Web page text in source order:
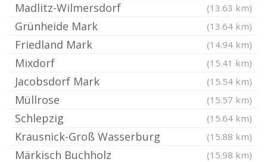
Madlitz-Wilmersdorf (13.63 km)
Grünheide Mark (13.64 km)
Friedland Mark (14.94 km)
Mixdorf (15.41 km)
Jacobsdorf Mark (15.54 km)
Müllrose (15.57 km)
Schlepzig (15.64 km)
Krausnick-Groß Wasserburg (15.88 km)
Märkisch Buchholz (15.98 km)